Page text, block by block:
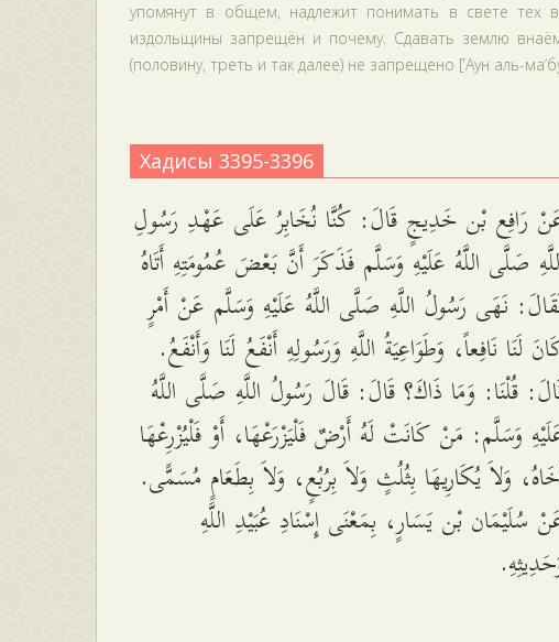
упомянут в общем, надлежит понимать в свете тех
издольщины запрещён и почему. Сдавать землю
(половину, треть и так далее) не запрещено [‘Аун аль-
Хадисы 3395-3396
رَافِع بْن خَدِيجٍ قَالَ: كُنَّا نُخَابِرُ عَلَى عَهْدِ رَسُولِ
صَلَّى اللَّهُ عَلَيْهِ وَسَلَّم فَذَكَرَ أَنَّ بَعْضَ عُمُومَتِهِ أَتَاهُ
نَهَى رَسُولُ اللَّهِ صَلَّى اللَّهُ عَلَيْهِ وَسَلَّم عَنْ أَمْرٍ
لَنَا نَافِعاً، وَطَوَاعِيَةُ اللَّهِ وَرَسُولِهِ أَنْفَعُ لَنَا وَأَنْفَعُ.
قُلْنَا: وَمَا ذَاكَ؟ قَالَ: قَالَ رَسُولُ اللَّهِ صَلَّى اللَّهُ
وَسَلَّم: مَنْ كَانَتْ لَهُ أَرْضٌ فَلْيَزْرَعْهَا، أَوْ فَلْيُزْرِعْهَا
وَلاَ يُكَارِيهَا بِثُلُثٍ وَلاَ بِرُبُعٍ، وَلاَ بِطَعَامٍ مُسَمًّى.
سُلَيْمَان بْن يَسَارٍ، بِمَعْنَى إِسْنَادِ عُبَيْدِ اللَّهِ